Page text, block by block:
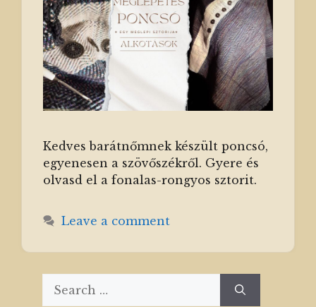
Kedves barátnőmnek készült poncsó,
egyenesen a szövőszékről. Gyere és
olvasd el a fonalas-rongyos sztorit.
Leave a comment
Search
for: